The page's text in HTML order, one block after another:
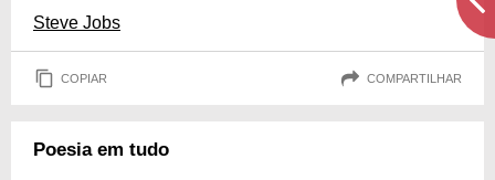
Steve Jobs
COPIAR COMPARTILHAR
Poesia em tudo